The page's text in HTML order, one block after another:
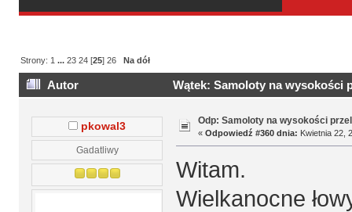
Strony: 1 ...23 24 [25]26 Na dół
Autor Wątek: Samoloty na wysokości
pkowal3
Gadatliwy
Odp: Samoloty na wysokości
« Odpowiedź #360 dnia: Kwietnia 22,
Witam.
Wielkanocne